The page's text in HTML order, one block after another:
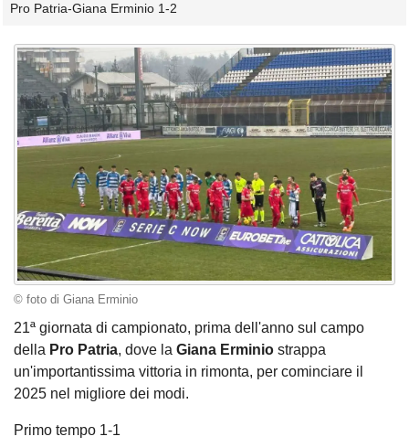
Pro Patria-Giana Erminio 1-2
© foto di Giana Erminio
21ª giornata di campionato, prima dell'anno sul campo
della Pro Patria, dove la Giana Erminio strappa
un'importantissima vittoria in rimonta, per cominciare il
2025 nel migliore dei modi.
Primo tempo 1-1